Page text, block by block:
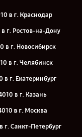
в г. Краснодар
г. Ростов-на-Дону
в г. Новосибирск
в г. Челябинск
в г. Екатеринбург
в г. Казань
в г. Москва
г. Санкт-Петербург